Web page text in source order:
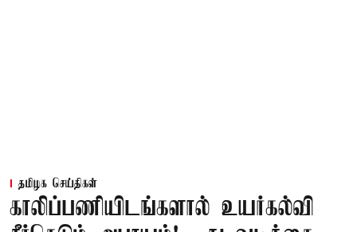
தமிழக செய்திகள்
காலிப்பணியிடங்களால் உயர்கல்வி